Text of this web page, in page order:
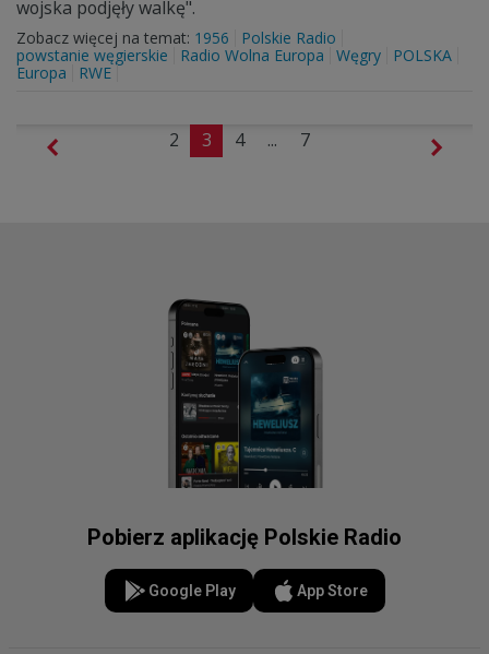
wojska podjęły walkę".
Zobacz więcej na temat: 1956
Polskie Radio
powstanie węgierskie
Radio Wolna Europa Węgry
POLSKA
Europa
RWE
2 3 4 ... 7
Pobierz aplikację Polskie Radio
Google Play App Store